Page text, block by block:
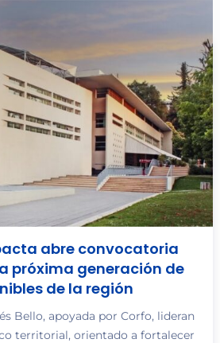
abre convocatoria
próxima generación de
de la región
Bello, apoyada por Corfo, lideran
territorial, orientado a fortalecer